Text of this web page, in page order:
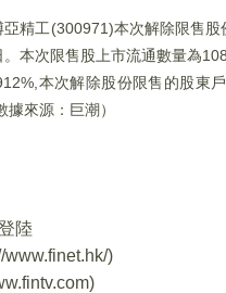
精工(300971)本次解除限售股
本次限售股上市流通數量為
本次解除股份限售的股東
來源：巨潮）
陸
www.finet.hk/)
)